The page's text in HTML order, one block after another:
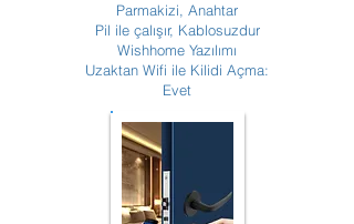
Parmakizi, Anahtar
Pil ile çalışır, Kablosuzdur
Wishhome Yazılımı
Uzaktan Wifi ile Kilidi Açma:
Evet